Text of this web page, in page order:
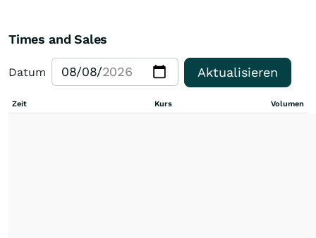
Times and Sales
Datum Aktualisieren
Zeit Kurs Volumen